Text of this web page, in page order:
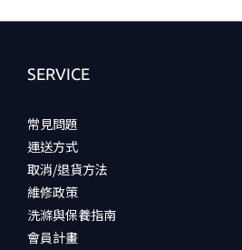
SERVICE
常見問題
運送方式
取消/退貨方法
維修政策
洗滌與保養指南
會員計畫